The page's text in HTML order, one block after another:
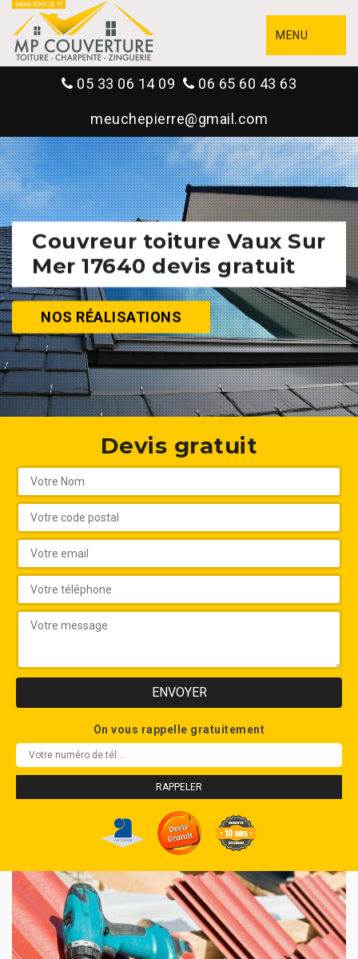
MENU
05 33 06 14 09 06 65 60 43 63
meuchepierre@gmail.com
Couvreur toiture Vaux Sur
Mer 17640 devis gratuit
NOS RÉALISATIONS
Devis gratuit
On vous rappelle gratuitement